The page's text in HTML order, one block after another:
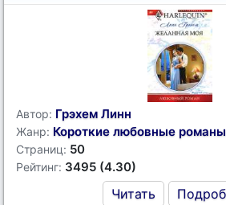
Автор: Грэхем Линн
Жанр: Короткие любовные романы
Страниц: 50
Рейтинг: 3495 (4.30)
Читать